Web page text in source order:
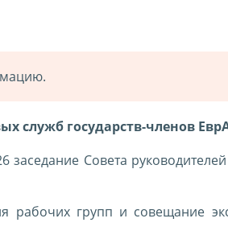
служб государств-членов
заседание Совета
рабочих групп и совещание